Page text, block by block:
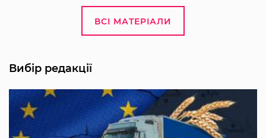
ВСІ МАТЕРІАЛИ
Вибір редакції